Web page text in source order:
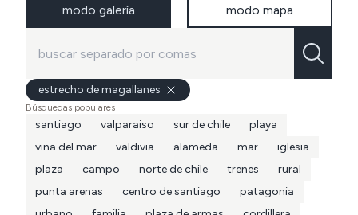
modo galería modo mapa
estrecho de magallanes
Búsquedas populares
santiago valparaiso sur de chile
playa
vina del mar
valdivia alameda mar
iglesia
plaza
campo norte de chile trenes
rural
punta arenas
centro de santiago
patagonia